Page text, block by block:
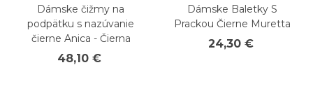
Dámske čižmy na
podpätku s nazúvanie
čierne Anica - Čierna
48,10 €
Dámske Baletky S
Prackou Čierne Muretta
24,30 €